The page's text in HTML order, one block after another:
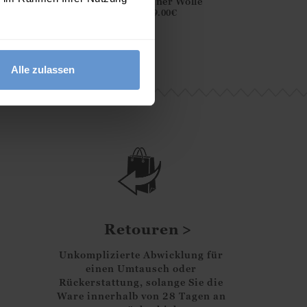
Alle zulassen
99.00€
Retouren
Unkomplizierte Abwicklung für
einen Umtausch oder
Rückerstattung, solange Sie die
Ware innerhalb von 28 Tagen an